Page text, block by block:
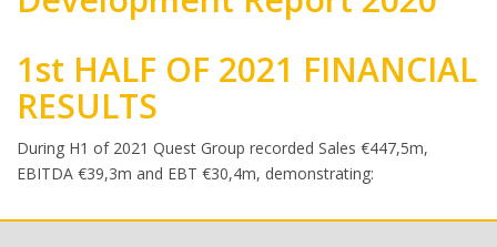
1st HALF OF 2021 FINANCIAL
RESULTS
Body
During H1 of 2021 Quest Group recorded Sales €447,5m,
EBITDA €39,3m and EBT €30,4m, demonstrating: